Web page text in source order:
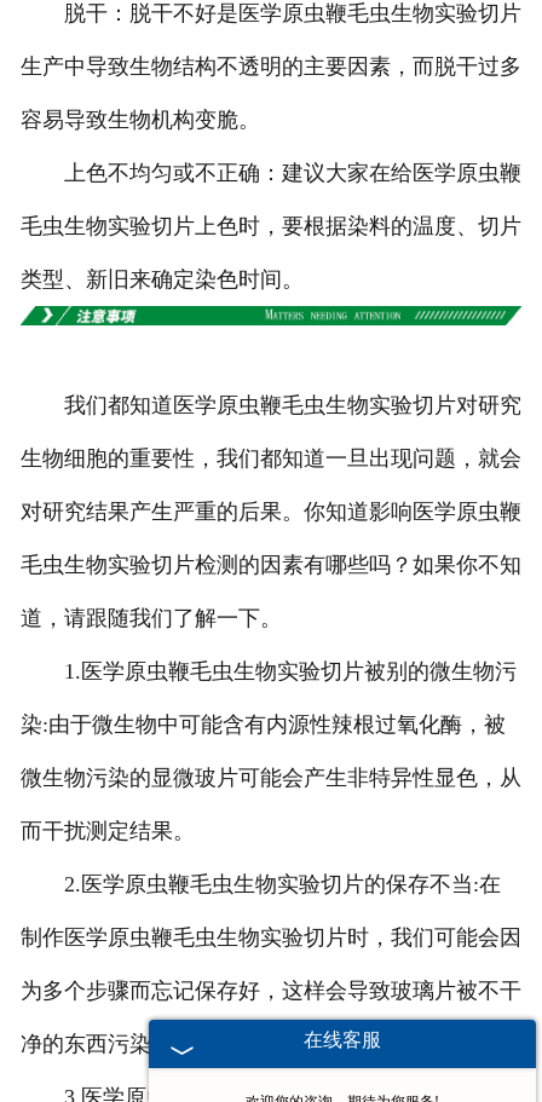
脱干：脱干不好是医学原虫鞭毛虫生物实验切片
生产中导致生物结构不透明的主要因素，而脱干过多
容易导致生物机构变脆。
上色不均匀或不正确：建议大家在给医学原虫鞭
毛虫生物实验切片上色时，要根据染料的温度、切片
类型、新旧来确定染色时间。
我们都知道医学原虫鞭毛虫生物实验切片对研究
生物细胞的重要性，我们都知道一旦出现问题，就会
对研究结果产生严重的后果。你知道影响医学原虫鞭
毛虫生物实验切片检测的因素有哪些吗？如果你不知
道，请跟随我们了解一下。
1.医学原虫鞭毛虫生物实验切片被别的微生物污
染:由于微生物中可能含有内源性辣根过氧化酶，被
微生物污染的显微玻片可能会产生非特异性显色，从
而干扰测定结果。
2.医学原虫鞭毛虫生物实验切片的保存不当:在
制作医学原虫鞭毛虫生物实验切片时，我们可能会因
为多个步骤而忘记保存好，这样会导致玻璃片被不干
净的东西污染，进而影响检测结果。
在线客服